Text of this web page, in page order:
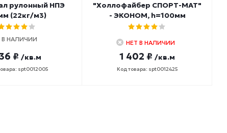
рулонный НПЭ
(22кг/м3)
В НАЛИЧИИ
₽ /кв.м
spt0012005
"Холлофайбер СПОРТ-МАТ"
- ЭКОНОМ, h=100мм
НЕТ В НАЛИЧИИ
1 402 ₽ /кв.м
Код товара: spt0012425